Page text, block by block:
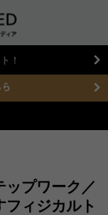
！
ップワーク／
ィジカルト